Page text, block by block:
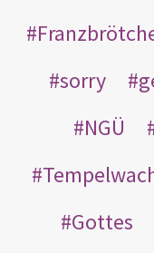
sorry
NGÜ
Gottes